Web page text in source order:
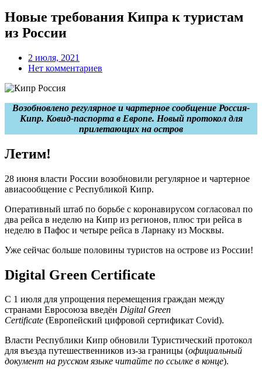
Новые требования Кипра к туристам
из России
2 июля, 2021
Нет комментариев
Возобновлено регулярное и чартерное сообщение Россия-
Кипр. Ковид-паспорта в Европе. Новый протокол для
прилетающих на остров
Летим!
28 июня власти России возобновили регулярное и чартерное
авиасообщение с Республикой Кипр.
Оперативный штаб по борьбе с коронавирусом согласовал по
два рейса в неделю на Кипр из регионов, плюс три рейса в
неделю в Пафос и четыре рейса в Ларнаку из Москвы.
Уже сейчас больше половины туристов на острове из России!
Digital Green Certificate
С 1 июля для упрощения перемещения граждан между
странами Евросоюза введён Digital Green
Certificate (Европейский цифровой сертификат Covid).
Власти Республики Кипр обновили Туристический протокол
для въезда путешественников из-за границы (официальный
документ на русском языке читайте по ссылке в конце).